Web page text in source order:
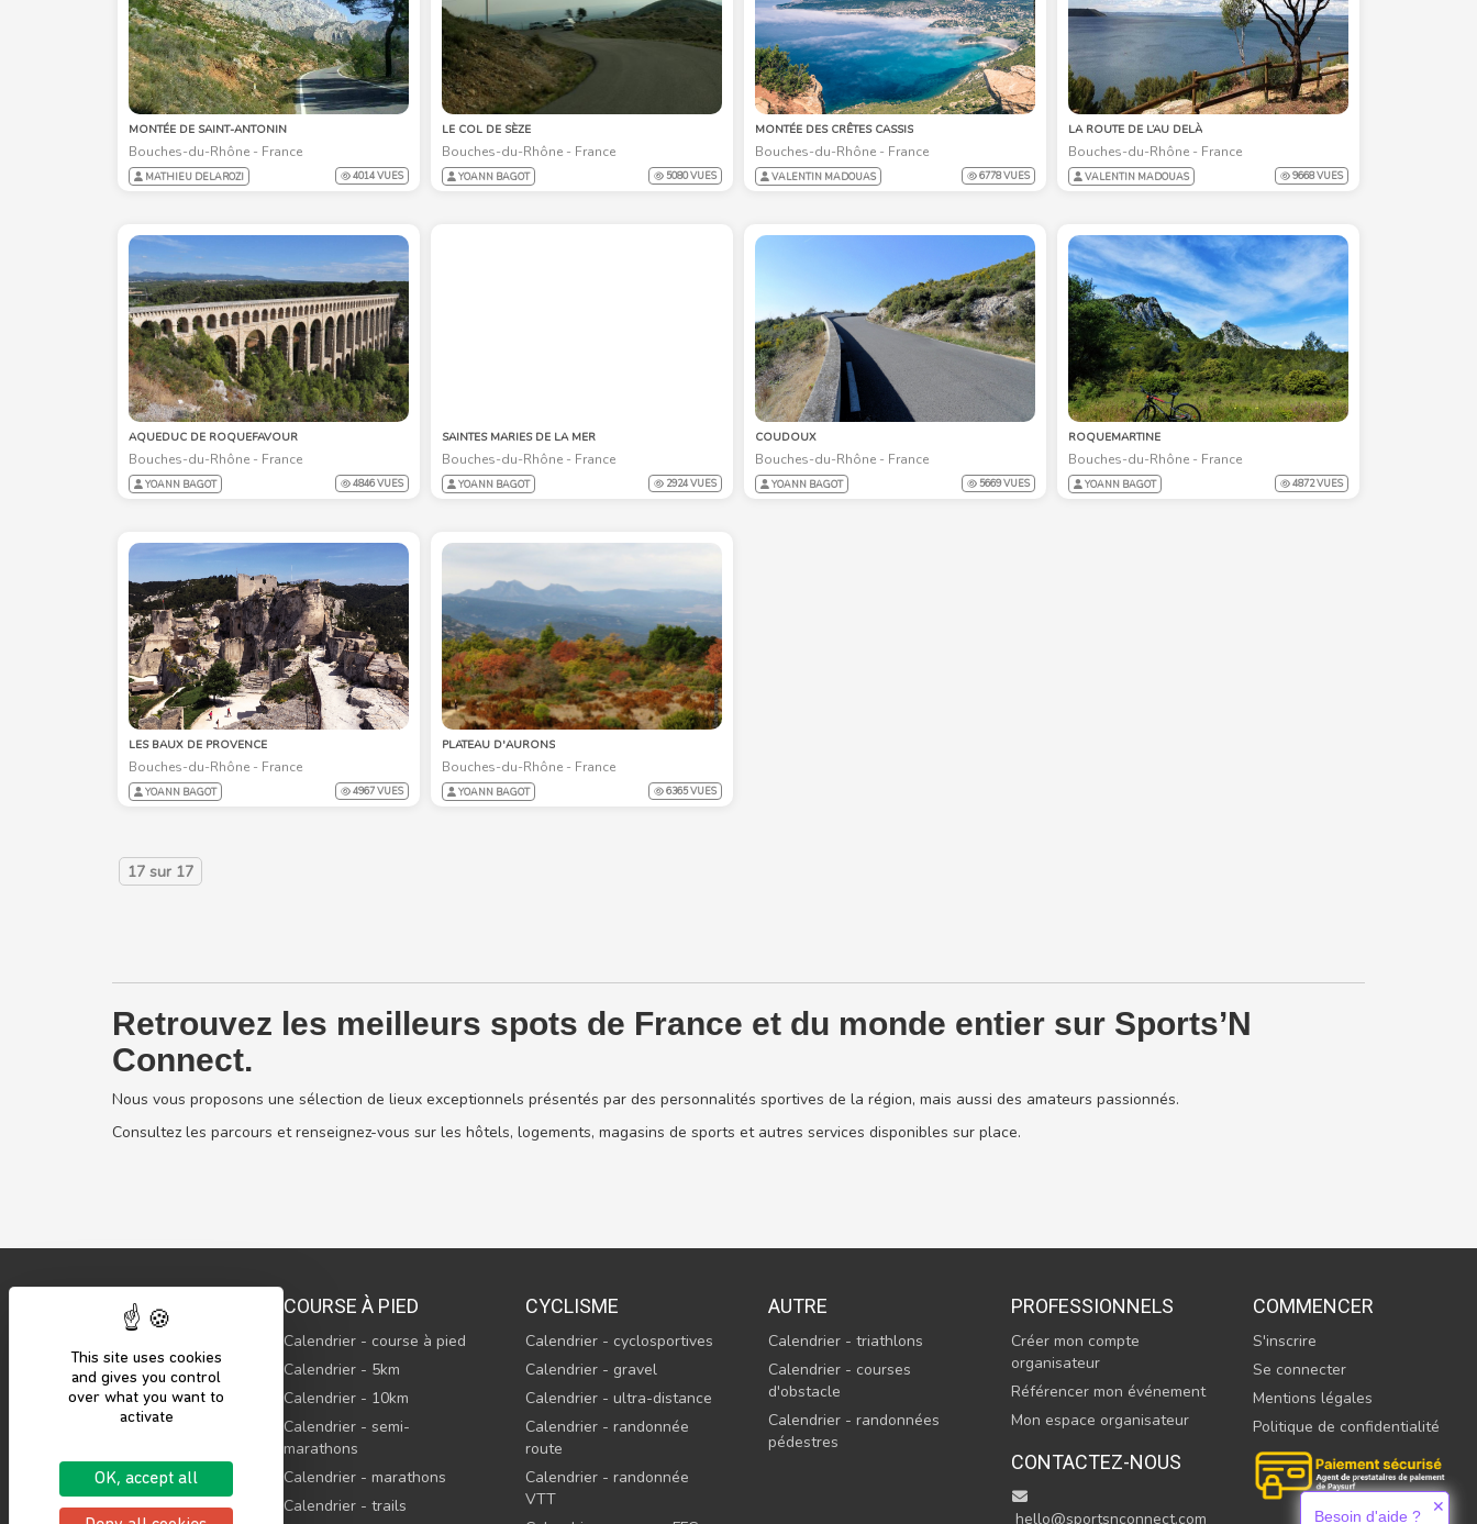
This site uses cookies
and gives you control
over what you want to
activate
OK, accept all
MONTÉE DE SAINT-ANTONIN
Bouches-du-Rhône - France
MATHIEU DELAROZI 4014 VUES
LE COL DE SÈZE
Bouches-du-Rhône - France
YOANN BAGOT 5080 VUES
MONTÉE DES CRÊTES CASSIS
Bouches-du-Rhône - France
VALENTIN MADOUAS 6778 VUES
LA ROUTE DE L’AU DELÀ
Bouches-du-Rhône - France
VALENTIN MADOUAS 9668 VUES
AQUEDUC DE ROQUEFAVOUR
Bouches-du-Rhône - France
YOANN BAGOT 4846 VUES
SAINTES MARIES DE LA MER
Bouches-du-Rhône - France
YOANN BAGOT 2924 VUES
COUDOUX
Bouches-du-Rhône - France
YOANN BAGOT 5669 VUES
ROQUEMARTINE
Bouches-du-Rhône - France
YOANN BAGOT 4872 VUES
LES BAUX DE PROVENCE
Bouches-du-Rhône - France
YOANN BAGOT 4967 VUES
PLATEAU D'AURONS
Bouches-du-Rhône - France
YOANN BAGOT 6365 VUES
17 sur 17
Retrouvez les meilleurs spots de France et du monde entier sur Sports’N
Connect.
Nous vous proposons une sélection de lieux exceptionnels présentés par des personnalités sportives de la région, mais aussi des amateurs passionnés.
Consultez les parcours et renseignez-vous sur les hôtels, logements, magasins de sports et autres services disponibles sur place.
© 2023 Sports’N Connect, SAS
Tous droits réservés
Sports’N Connect, c’est le
l’écosystème sportif.
COURSE À PIED
Calendrier - course à pied
Calendrier - 5km
Calendrier - 10km
Calendrier - semi-
marathons
Calendrier - marathons
Calendrier - trails
CYCLISME
Calendrier - cyclosportives
Calendrier - gravel
Calendrier - ultra-distance
Calendrier - randonnée
route
Calendrier - randonnée
VTT
AUTRE
Calendrier - triathlons
Calendrier - courses
d'obstacle
Calendrier - randonnées
pédestres
PROFESSIONNELS
Créer mon compte
organisateur
Référencer mon événement
Mon espace organisateur
CONTACTEZ-NOUS
hello@sportsnconnect.com
COMMENCER
S'inscrire
Se connecter
Mentions légales
Politique de confidentialité
Besoin d'aide ?
✕